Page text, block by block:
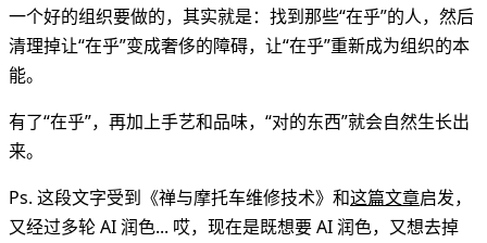
一个好的组织要做的，其实就是：找到那些“在乎”的人，然后
清理掉让“在乎”变成奢侈的障碍，让“在乎”重新成为组织的本
能。
有了“在乎”，再加上手艺和品味，“对的东西”就会自然生长出
来。
Ps. 这段文字受到《禅与摩托车维修技术》和这篇文章启发，
又经过多轮 AI 润色... 哎，现在是既想要 AI 润色，又想去掉